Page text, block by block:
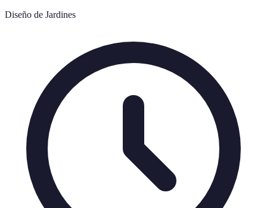
Diseño de Jardines